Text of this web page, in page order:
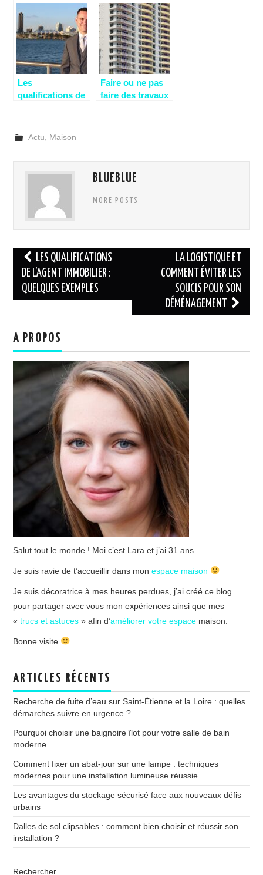
extérieure d’une
maison?
une chambre
cocooning.
Les
qualifications de
Quelques
exemples
Faire ou ne pas
faire des travaux
Actu Maison
BLUEBLUE
MORE POSTS
Navigation
des
articles
LES QUALIFICATIONS
DE L’AGENT IMMOBILIER :
QUELQUES EXEMPLES
LA LOGISTIQUE ET
COMMENT ÉVITER LES
SOUCIS POUR SON
DÉMÉNAGEMENT
A PROPOS
Salut tout le monde ! Moi c’est Lara et j’ai 31 ans.
Je suis ravie de t’accueillir dans monespace maison
Je suis décoratrice à mes heures perdues, j’ai créé ce blog
pour partager avec vous mon expériences ainsi que mes
«trucs et astuces » afin d’améliorer votre espace maison.
Bonne visite
ARTICLES RÉCENTS
Recherche de fuite d’eau sur Saint-Étienne et la Loire : quelles
démarches suivre en urgence ?
Pourquoi choisir une baignoire îlot pour votre salle de bain
moderne
Comment fixer un abat-jour sur une lampe : techniques
modernes pour une installation lumineuse réussie
Les avantages du stockage sécurisé face aux nouveaux défis
urbains
Dalles de sol clipsables : comment bien choisir et réussir son
installation ?
Rechercher